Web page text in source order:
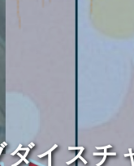
ダイスチ